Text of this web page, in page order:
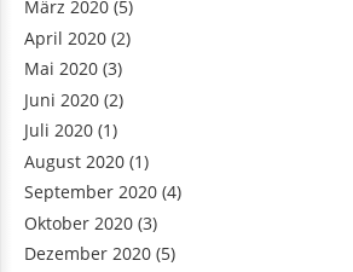
März 2020 (5)
April 2020 (2)
Mai 2020 (3)
Juni 2020 (2)
Juli 2020 (1)
August 2020 (1)
September 2020 (4)
Oktober 2020 (3)
Dezember 2020 (5)